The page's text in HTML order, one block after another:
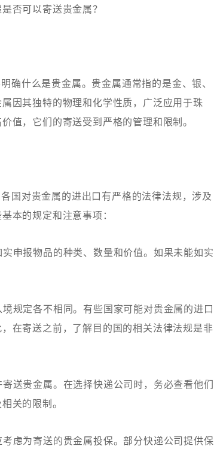
否可以寄送贵金属？
确什么是贵金属。贵金属通常指的是金、银、
因其独特的物理和化学性质，广泛应用于珠
值，它们的寄送受到严格的管理和限制。
国对贵金属的进出口有严格的法律法规，涉及
本的规定和注意事项：
申报物品的种类、数量和价值。如果未能如实
规定各不相同。有些国家可能对贵金属的进口
在寄送之前，了解目的国的相关法律法规是非
送贵金属。在选择快递公司时，务必查看他们
关的限制。
虑为寄送的贵金属投保。部分快递公司提供保